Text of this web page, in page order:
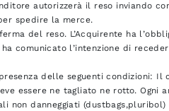
autorizzerà il reso inviando
spedire la merce.
del reso. L’Acquirente ha
comunicato l’intenzione di
delle seguenti condizioni:
essere ne tagliato ne rotto. Ogni
non danneggiati